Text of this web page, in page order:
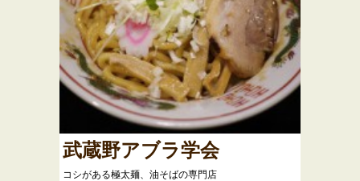
武蔵野アブラ学会
コシがある極太麺、油そばの専門店